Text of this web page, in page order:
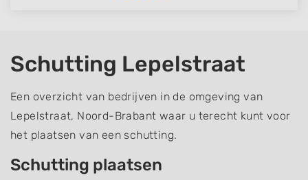
Schutting Lepelstraat
Een overzicht van bedrijven in de omgeving van
Lepelstraat, Noord-Brabant waar u terecht kunt voor
het plaatsen van een schutting.
Schutting plaatsen